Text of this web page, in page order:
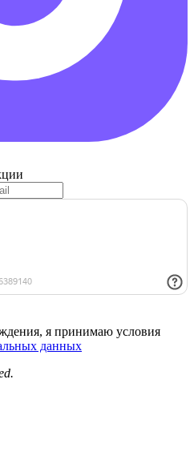
я принимаю условия
данных